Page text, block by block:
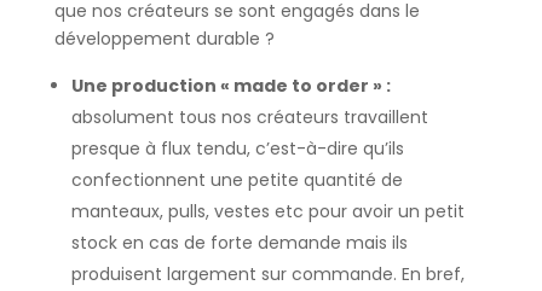
que nos créateurs se sont engagés dans le
développement durable ?
Une production « made to order » :
absolument tous nos créateurs travaillent
presque à flux tendu, c’est-à-dire qu’ils
confectionnent une petite quantité de
manteaux, pulls, vestes etc pour avoir un petit
stock en cas de forte demande mais ils
produisent largement sur commande. En bref,